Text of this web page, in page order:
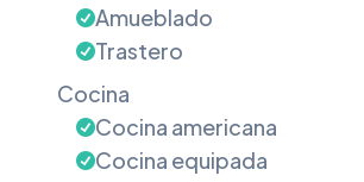
Amueblado
Trastero
Cocina
Cocina americana
Cocina equipada